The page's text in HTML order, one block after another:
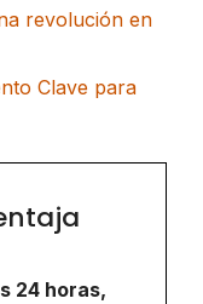
revolución en
Clave para
24 horas,